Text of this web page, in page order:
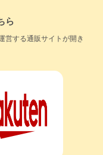
ら
営する通販サイトが開き